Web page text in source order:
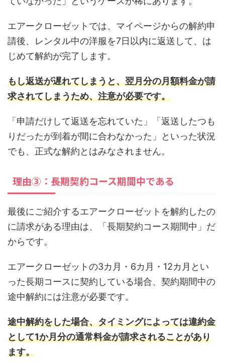
エアークローゼットでは、マイページからの解約申
請後、レンタル中の洋服を7日以内に返送して、は
じめて解約が完了します。
もし返送が遅れてしまうと、翌月分の月額料金が請
求されてしまうため、注意が必要です。
「申請だけして返送を忘れていた」「返送したつも
りだったが到着が間に合わなかった」といった状況
でも、正式な解約とはみなされません。
理由③：長期契約コース期間中である
最後にご紹介するエアークローゼットを解約したの
に請求がある理由は、「長期契約コース期間中」だ
からです。
エアークローゼットの3カ月・6カ月・12カ月とい
った長期コースに契約している場合、契約期間中の
途中解約には注意が必要です。
途中解約をした場合、タイミングによっては違約金
として1か月分の通常料金が請求されることがあり
ます。